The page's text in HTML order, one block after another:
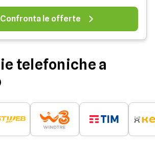
Confronta le offerte
telefoniche a